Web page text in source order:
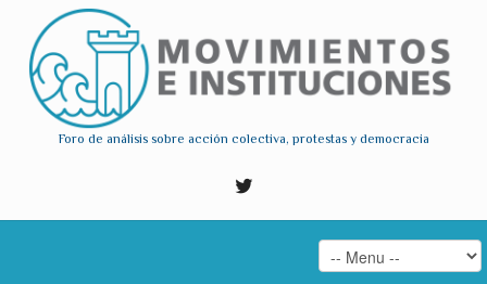
Foro de análisis sobre acción colectiva, protestas y democracia